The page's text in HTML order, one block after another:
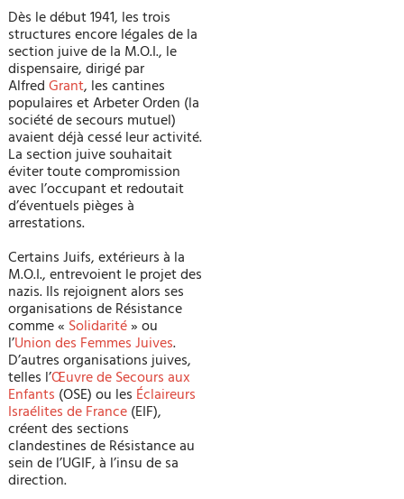
Dès le début 1941, les trois
structures encore légales de la
section juive de la M.O.I., le
dispensaire, dirigé par
AlfredGrant, les cantines
populaires et Arbeter Orden (la
société de secours mutuel)
avaient déjà cessé leur activité.
La section juive souhaitait
éviter toute compromission
avec l’occupant et redoutait
d’éventuels pièges à
arrestations.
Certains Juifs, extérieurs à la
M.O.I., entrevoient le projet des
nazis. Ils rejoignent alors ses
organisations de Résistance
comme « Solidarité» ou
l’Union des Femmes Juives.
D’autres organisations juives,
telles l’Œuvre de Secours aux
Enfants (OSE) ou les Éclaireurs
Israélites de France(EIF),
créent des sections
clandestines de Résistance au
sein de l’UGIF, à l’insu de sa
direction.